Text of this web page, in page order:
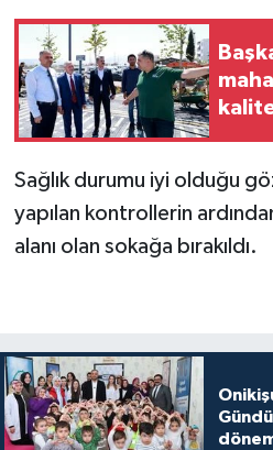
Sağlık durumu iyi olduğu
yapılan kontrollerin
alanı olan sokağa bırakıldı.